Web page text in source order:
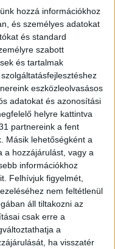
hozzá információkhoz
és személyes adatokat
és standard
szabott
és tartalmak
eszközleolvasásos
adatokat és azonosítási
helyre kattintva
partnereink a fent
Másik lehetőségként a
a hozzájárulást, vagy a
információkhoz
Felhívjuk figyelmét,
nem feltétlenül
áll tiltakozni az
csak erre a
a
ha visszatér
pályázna az
think-tank